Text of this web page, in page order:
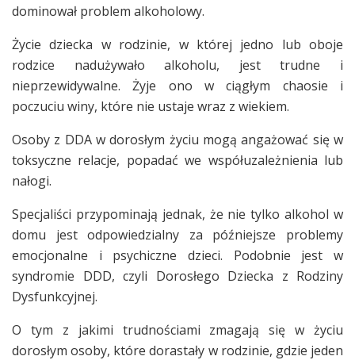
dominował problem alkoholowy.
Życie dziecka w rodzinie, w której jedno lub oboje
rodzice nadużywało alkoholu, jest trudne i
nieprzewidywalne. Żyje ono w ciągłym chaosie i
poczuciu winy, które nie ustaje wraz z wiekiem.
Osoby z DDA w dorosłym życiu mogą angażować się w
toksyczne relacje, popadać we współuzależnienia lub
nałogi.
Specjaliści przypominają jednak, że nie tylko alkohol w
domu jest odpowiedzialny za późniejsze problemy
emocjonalne i psychiczne dzieci. Podobnie jest w
syndromie DDD, czyli Dorosłego Dziecka z Rodziny
Dysfunkcyjnej.
O tym z jakimi trudnościami zmagają się w życiu
dorosłym osoby, które dorastały w rodzinie, gdzie jeden